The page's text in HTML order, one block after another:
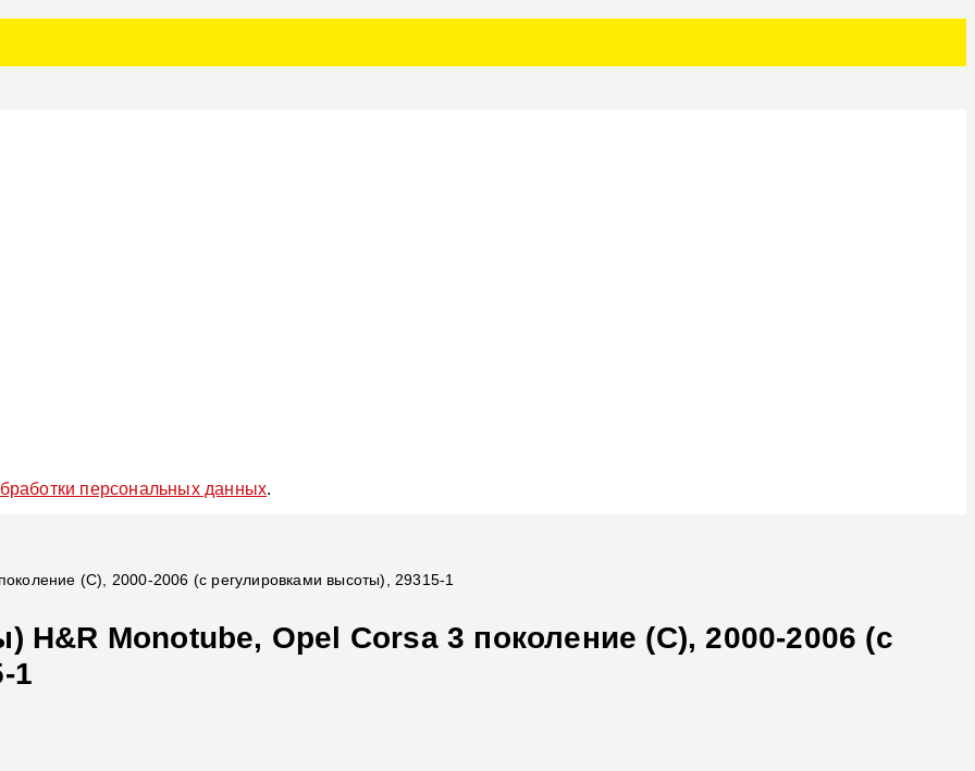
персональных данных.
(C), 2000-2006 (с регулировками высоты), 29315-1
H&R Monotube, Opel Corsa 3 поколение (C), 2000-2006 (с
1